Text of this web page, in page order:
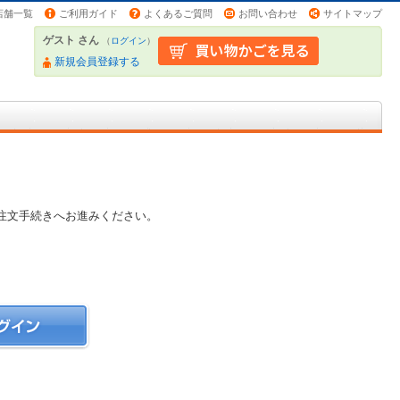
舗一覧 ご利用ガイド よくあるご質問 お問い合わせ サイトマップ
ゲスト さん （ログイン）
新規会員登録する
手続きへお進みください。